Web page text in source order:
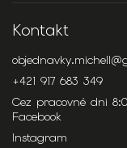
Kontakt
objednavky.michell@
+421 917 683 349
Cez pracovné dni
Facebook
Instagram